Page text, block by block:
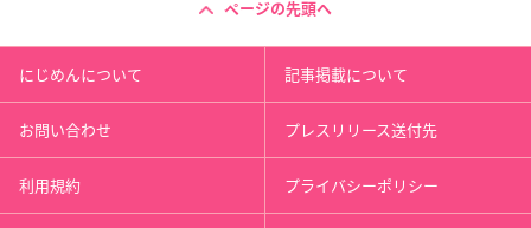
ページの先頭へ
にじめんについて 記事掲載について
お問い合わせ プレスリリース送付先
利用規約 プライバシーポリシー